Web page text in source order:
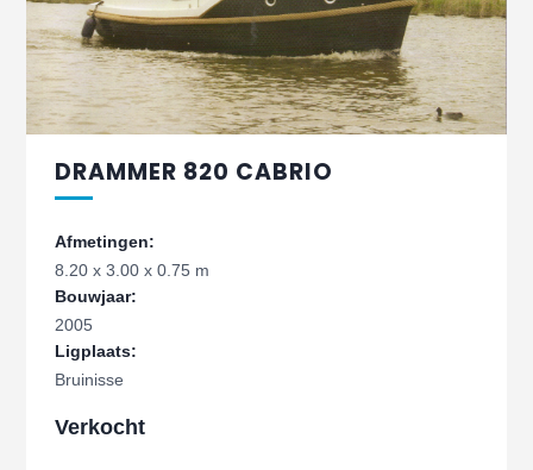
DRAMMER 820 CABRIO
Afmetingen:
8.20 x 3.00 x 0.75 m
Bouwjaar:
2005
Ligplaats:
Bruinisse
Verkocht